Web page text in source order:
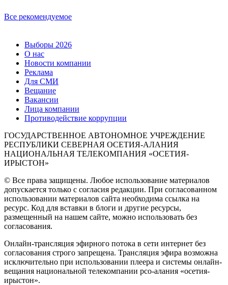
Все рекомендуемое
Выборы 2026
О нас
Новости компании
Реклама
Для СМИ
Вещание
Вакансии
Лица компании
Противодействие коррупции
ГОСУДАРСТВЕННОЕ АВТОНОМНОЕ УЧРЕЖДЕНИЕ
РЕСПУБЛИКИ СЕВЕРНАЯ ОСЕТИЯ-АЛАНИЯ
НАЦИОНАЛЬНАЯ ТЕЛЕКОМПАНИЯ «ОСЕТИЯ-
ИРЫСТОН»
© Все права защищены. Любое использование материалов
допускается только с согласия редакции. При согласованном
использовании материалов сайта необходима ссылка на
ресурс. Код для вставки в блоги и другие ресурсы,
размещенный на нашем сайте, можно использовать без
согласования.
Онлайн-трансляция эфирного потока в сети интернет без
согласования строго запрещена. Трансляция эфира возможна
исключительно при использовании плеера и системы онлайн-
вещания национальной телекомпании рсо-алания «осетия-
ирыстон».